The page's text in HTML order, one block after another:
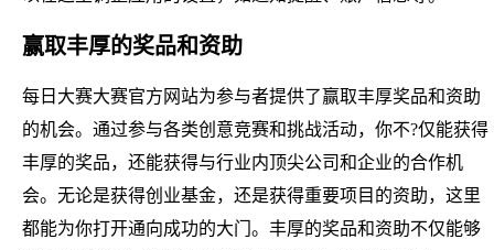
赢取丰厚的奖品和资助
每日大赛大赛官方网站为参与者提供了赢取丰厚奖品和资助
的机会。通过参与各类创意竞赛和挑战活动，你不?仅能获得
丰厚的奖品，还能获得与行业内顶尖公司和企业的合作机
会。无论是获得创业基金，还是获得重要项目的资助，这里
都能为你打开通向成功的大门。丰厚的奖品和资助不仅能够